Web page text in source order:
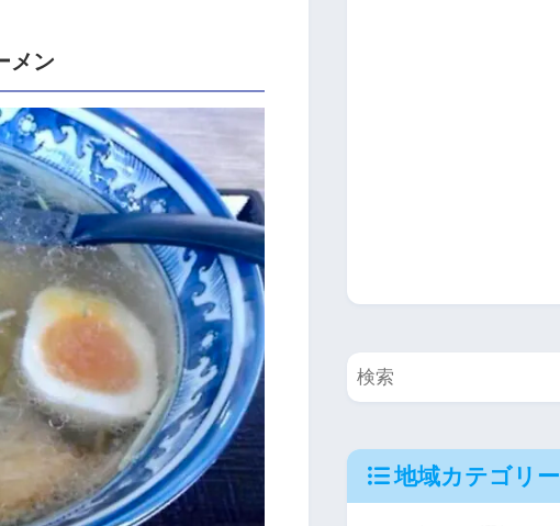
メン
地域カテゴリー